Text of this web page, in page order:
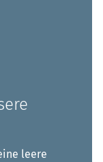
leere